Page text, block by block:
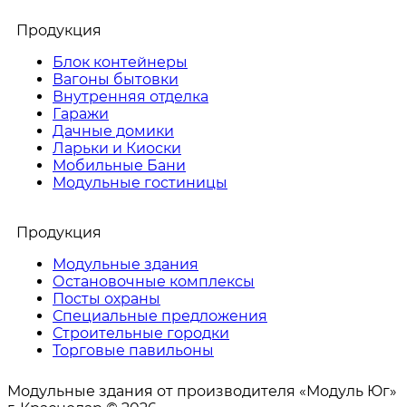
Продукция
Блок контейнеры
Вагоны бытовки
Внутренняя отделка
Гаражи
Дачные домики
Ларьки и Киоски
Мобильные Бани
Модульные гостиницы
Продукция
Модульные здания
Остановочные комплексы
Посты охраны
Специальные предложения
Строительные городки
Торговые павильоны
Модульные здания от производителя «Модуль Юг»